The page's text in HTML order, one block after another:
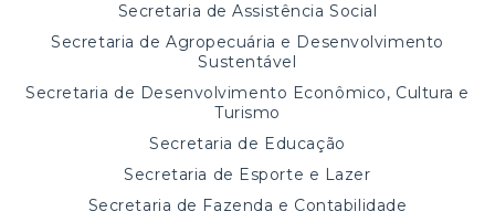
Secretaria de Assistência Social
Secretaria de Agropecuária e Desenvolvimento
Sustentável
Secretaria de Desenvolvimento Econômico, Cultura e
Turismo
Secretaria de Educação
Secretaria de Esporte e Lazer
Secretaria de Fazenda e Contabilidade